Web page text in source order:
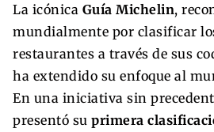
La icónica Guía Michelin,
mundialmente por clasificar
restaurantes a través de sus
ha extendido su enfoque al
En una iniciativa sin
presentó su primera